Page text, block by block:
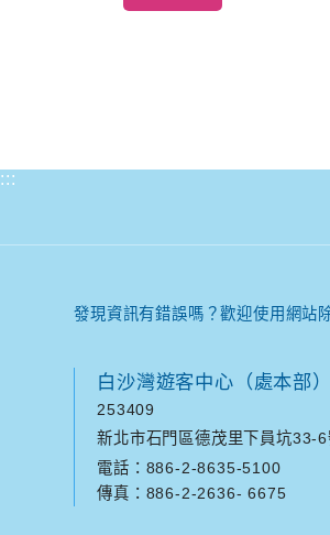
:::
發現資訊有錯誤嗎？歡迎使用網站
白沙灣遊客中心（處本部）
253409
新北市石門區德茂里下員坑33-6
電話：886-2-8635-5100
傳真：886-2-2636- 6675